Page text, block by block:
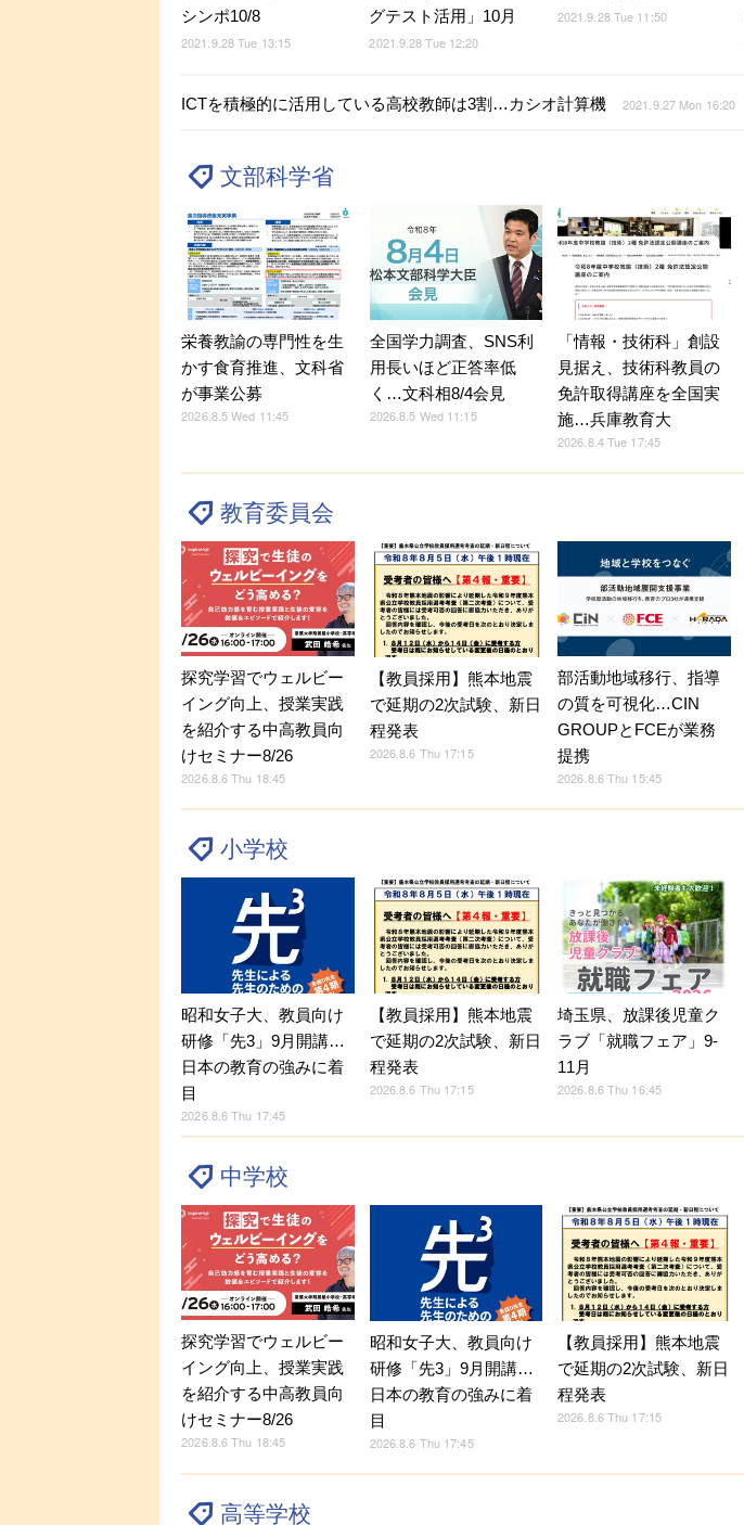
シンポ10/8
2021.9.28 Tue 13:15
グテスト活用」10月
2021.9.28 Tue 12:20
2021.9.28 Tue 11:50
ICTを積極的に活用している高校教師は3割…カシオ計算機 2021.9.27 Mon 16:20
文部科学省
栄養教諭の専門性を生
かす食育推進、文科省
が事業公募
2026.8.5 Wed 11:45
全国学力調査、SNS利
用長いほど正答率低
く…文科相8/4会見
2026.8.5 Wed 11:15
「情報・技術科」創設
見据え、技術科教員の
免許取得講座を全国実
施…兵庫教育大
2026.8.4 Tue 17:45
教育委員会
探究学習でウェルビー
イング向上、授業実践
を紹介する中高教員向
けセミナー8/26
2026.8.6 Thu 18:45
【教員採用】熊本地震
で延期の2次試験、新日
程発表
2026.8.6 Thu 17:15
部活動地域移行、指導
の質を可視化…CIN
GROUPとFCEが業務
提携
2026.8.6 Thu 15:45
小学校
昭和女子大、教員向け
研修「先3」9月開講…
日本の教育の強みに着
目
2026.8.6 Thu 17:45
【教員採用】熊本地震
で延期の2次試験、新日
程発表
2026.8.6 Thu 17:15
埼玉県、放課後児童ク
ラブ「就職フェア」9-
11月
2026.8.6 Thu 16:45
中学校
探究学習でウェルビー
イング向上、授業実践
を紹介する中高教員向
けセミナー8/26
2026.8.6 Thu 18:45
昭和女子大、教員向け
研修「先3」9月開講…
日本の教育の強みに着
目
2026.8.6 Thu 17:45
【教員採用】熊本地震
で延期の2次試験、新日
程発表
2026.8.6 Thu 17:15
高等学校